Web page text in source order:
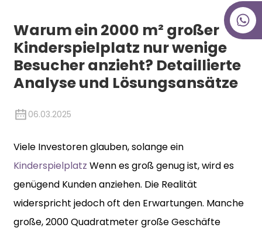
Warum ein 2000 m² großer
Kinderspielplatz nur wenige
Besucher anzieht? Detaillierte
Analyse und Lösungsansätze
06.03.2025
Viele Investoren glauben, solange ein
Kinderspielplatz Wenn es groß genug ist, wird es
genügend Kunden anziehen. Die Realität
widerspricht jedoch oft den Erwartungen. Manche
große, 2000 Quadratmeter große Geschäfte